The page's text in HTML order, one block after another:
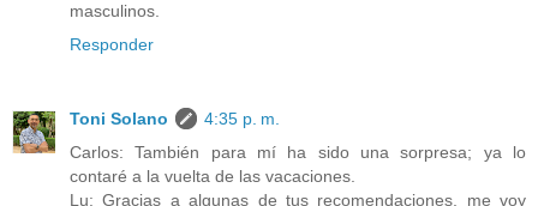
masculinos.
Responder
Toni Solano
4:35 p. m.
Carlos: También para mí ha sido una sorpresa; ya lo
contaré a la vuelta de las vacaciones.
Lu: Gracias a algunas de tus recomendaciones, me voy